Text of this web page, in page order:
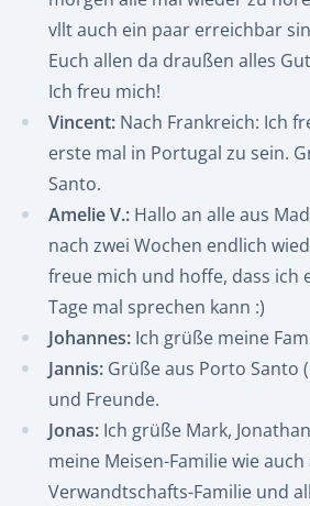
vllt auch ein paar erreichbar
Euch allen da draußen alles
Ich freu mich!
Vincent: Nach Frankreich: Ich
erste mal in Portugal zu sein.
Santo.
Amelie V.: Hallo an alle aus
nach zwei Wochen endlich
freue mich und hoffe, dass ich
Tage mal sprechen kann :)
Johannes: Ich grüße meine
Jannis: Grüße aus Porto Santo
und Freunde.
Jonas: Ich grüße Mark,
meine Meisen-Familie wie auch
Verwandtschafts-Familie und